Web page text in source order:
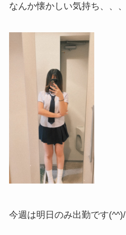
なんか懐かしい気持ち、、、
今週は明日のみ出勤です(^^)/